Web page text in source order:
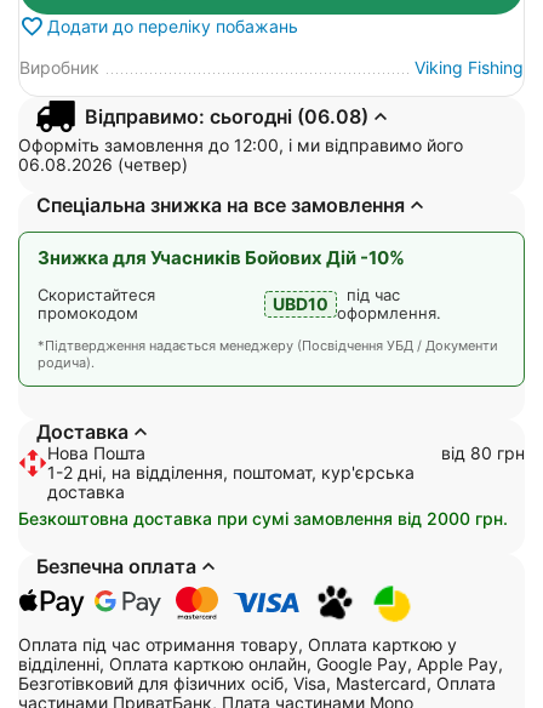
Додати до переліку побажань
Виробник
Viking Fishing
Відправимо: сьогодні (06.08)
Оформіть замовлення до 12:00, і ми відправимо його
06.08.2026 (четвер)
Спеціальна знижка на все замовлення
Знижка для Учасників Бойових Дій -10%
Скористайтеся
промокодом
UBD10
під час
оформлення.
*Підтвердження надається менеджеру (Посвідчення УБД / Документи
родича).
Доставка
Нова Пошта
1-2 дні, на відділення, поштомат, кур'єрська
доставка
від 80 грн
Безкоштовна доставка при сумі замовлення від 2000 грн.
Безпечна оплата
Оплата під час отримання товару, Оплата карткою у
відділенні, Оплата карткою онлайн, Google Pay, Apple Pay,
Безготівковий для фізичних осіб, Visa, Mastercard, Оплата
частинами ПриватБанк, Плата частинами Mono